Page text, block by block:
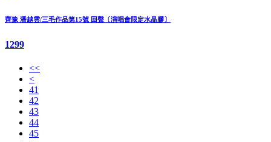
齊豫 潘越雲/三毛作品第15號 回聲〔演唱會限定水晶膠〕
1299
<<
<
41
42
43
44
45